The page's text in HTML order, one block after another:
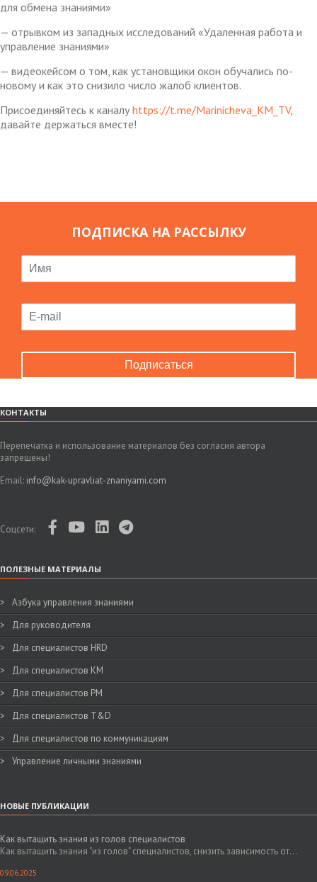
для обмена знаниями»
— отрывком из западных исследований «Удаленная работа и
управление знаниями»
— видеокейсом о том, как установщики окон обучались по-
новому и как это снизило число жалоб клиентов.
Присоединяйтесь к каналу https://t.me/Marinicheva_KM_TV,
давайте держаться вместе!
ПОДПИСКА НА РАССЫЛКУ
Подписаться
КОНТАКТЫ
Перепечатка и использование материалов без согласия автора
запрещены!
Email: info@kak-upravliat-znaniyami.com
Соцсети:
ПОЛЕЗНЫЕ МАТЕРИАЛЫ
Азбука управления знаниями
Для руководителя
Для специалистов HRD
Для специалистов KM
Для специалистов PM
Для специалистов T&D
Для специалистов по коммуникациям
Управление личными знаниями
НОВЫЕ ПУБЛИКАЦИИ
Как вытащить знания из голов специалистов
Как вытащить знания "из голов" специалистов, снизить зависимость от...
09.06.2025